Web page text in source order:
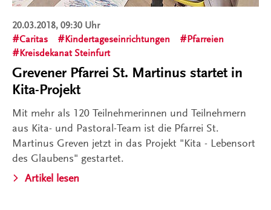
20.03.2018, 09:30 Uhr
Caritas
Kindertageseinrichtungen
Pfarreien
Kreisdekanat Steinfurt
Grevener Pfarrei St. Martinus startet in
Kita-Projekt
Mit mehr als 120 Teilnehmerinnen und Teilnehmern
aus Kita- und Pastoral-Team ist die Pfarrei St.
Martinus Greven jetzt in das Projekt "Kita - Lebensort
des Glaubens" gestartet.
Artikel lesen